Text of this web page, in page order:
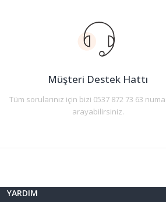
Ürün açıklamasında eksik bilgiler
Ürün bilgilerinde hatalar bulunuyor.
Bu ürüne benzer farklı alternatifler
Müşteri Destek Hattı
Tüm sorularınız için bizi 0537 872 73 63
arayabilirsiniz.
YARDIM